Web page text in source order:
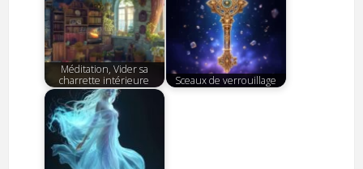
Méditation, Vider sa
charrette intérieure
Sceaux de verrouillage